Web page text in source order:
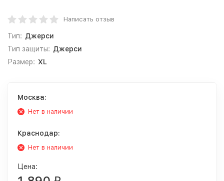
Написать отзыв
Тип: Джерси
Тип защиты: Джерси
Размер: XL
Москва:
Нет в наличии
Краснодар:
Нет в наличии
Цена: